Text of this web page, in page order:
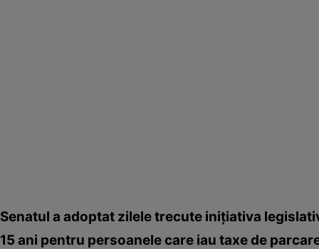
Senatul a adoptat zilele trecute iniţiativa
15 ani pentru persoanele care iau taxe de